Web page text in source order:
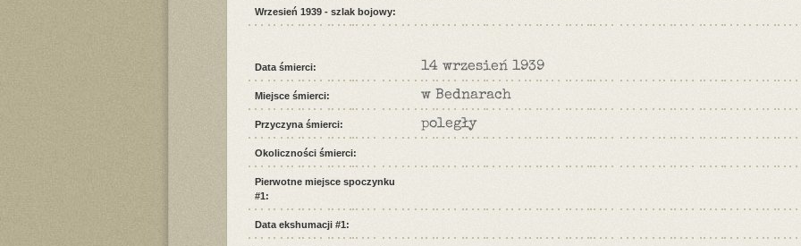
Wrzesień 1939 - szlak bojowy:
Data śmierci: 14 wrzesień 1939
Miejsce śmierci: w Bednarach
Przyczyna śmierci: poległy
Okoliczności śmierci:
Pierwotne miejsce spoczynku
#1:
Data ekshumacji #1: